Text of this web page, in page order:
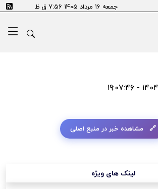
جمعه ۱۶ مرداد ۱۴۰۵ ۷:۵۶ ق ظ
مشاهده خبر در منبع اصلی
لینک های ویژه